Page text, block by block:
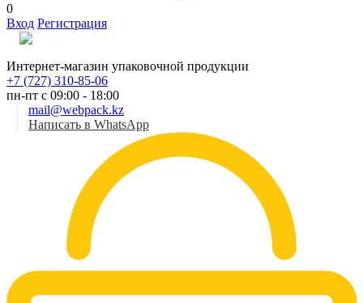
0
Вход Регистрация
Интернет-магазин упаковочной продукции
+7 (727) 310-85-06
пн-пт с 09:00 - 18:00
mail@webpack.kz
Написать в WhatsApp